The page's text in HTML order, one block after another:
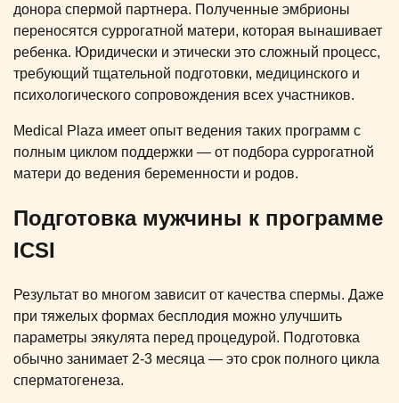
донора спермой партнера. Полученные эмбрионы
переносятся суррогатной матери, которая вынашивает
ребенка. Юридически и этически это сложный процесс,
требующий тщательной подготовки, медицинского и
психологического сопровождения всех участников.
Medical Plaza имеет опыт ведения таких программ с
полным циклом поддержки — от подбора суррогатной
матери до ведения беременности и родов.
Подготовка мужчины к программе
ICSI
Результат во многом зависит от качества спермы. Даже
при тяжелых формах бесплодия можно улучшить
параметры эякулята перед процедурой. Подготовка
обычно занимает 2-3 месяца — это срок полного цикла
сперматогенеза.